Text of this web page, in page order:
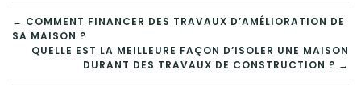
NAVIGATION
DE
L’ARTICLE
← COMMENT FINANCER DES TRAVAUX D’AMÉLIORATION DE
SA MAISON ?
QUELLE EST LA MEILLEURE FAÇON D’ISOLER UNE MAISON
DURANT DES TRAVAUX DE CONSTRUCTION ? →